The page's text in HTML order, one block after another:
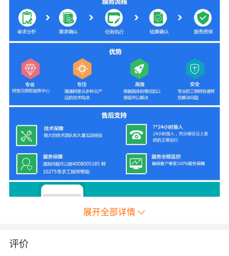
展开全部详情
评价